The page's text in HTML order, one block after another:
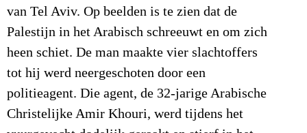
van Tel Aviv. Op beelden is te zien dat de
Palestijn in het Arabisch schreeuwt en om zich
heen schiet. De man maakte vier slachtoffers
tot hij werd neergeschoten door een
politieagent. Die agent, de 32-jarige Arabische
Christelijke Amir Khouri, werd tijdens het